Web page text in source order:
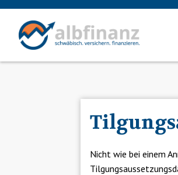
Skip
content
Nicht wie bei einem